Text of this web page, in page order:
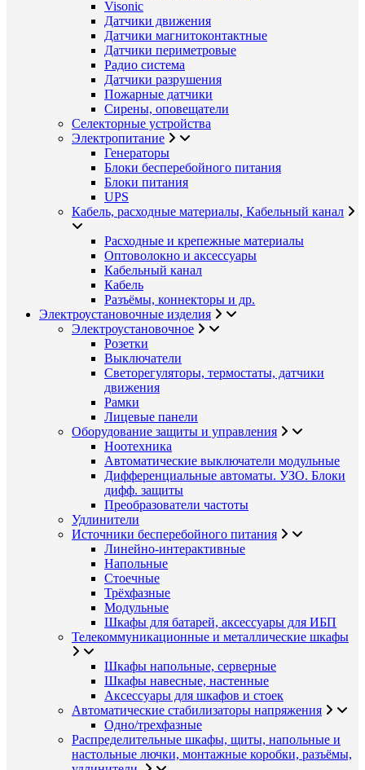
Visonic
Датчики движения
Датчики магнитоконтактные
Датчики периметровые
Радио система
Датчики разрушения
Пожарные датчики
Сирены, оповещатели
Селекторные устройства
Электропитание
Генераторы
Блоки бесперебойного питания
Блоки питания
UPS
Кабель, расходные материалы, Кабельный канал
Расходные и крепежные материалы
Оптоволокно и аксессуары
Кабельный канал
Кабель
Разъёмы, коннекторы и др.
Электроустановочные изделия
Электроустановочное
Розетки
Выключатели
Светорегуляторы, термостаты, датчики
движения
Рамки
Лицевые панели
Оборудование защиты и управления
Ноотехника
Автоматические выключатели модульные
Дифференциальные автоматы. УЗО. Блоки
дифф. защиты
Преобразователи частоты
Удлинители
Источники бесперебойного питания
Линейно-интерактивные
Напольные
Стоечные
Трёхфазные
Модульные
Шкафы для батарей, аксессуары для ИБП
Телекоммуникационные и металлические шкафы
Шкафы напольные, серверные
Шкафы навесные, настенные
Аксессуары для шкафов и стоек
Автоматические стабилизаторы напряжения
Одно/трехфазные
Распределительные шкафы, щиты, напольные и
настольные лючки, монтажные коробки, разъёмы,